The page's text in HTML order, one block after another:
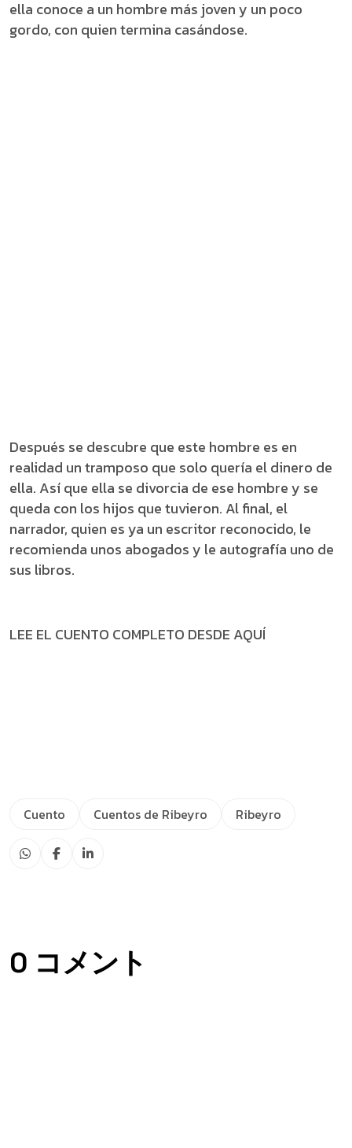
ella conoce a un hombre más joven y un poco
gordo, con quien termina casándose.
Después se descubre que este hombre es en
realidad un tramposo que solo quería el dinero de
ella. Así que ella se divorcia de ese hombre y se
queda con los hijos que tuvieron. Al final, el
narrador, quien es ya un escritor reconocido, le
recomienda unos abogados y le autografía uno de
sus libros.
LEE EL CUENTO COMPLETO DESDE AQUÍ
Cuento Cuentos de Ribeyro Ribeyro
0 コメント